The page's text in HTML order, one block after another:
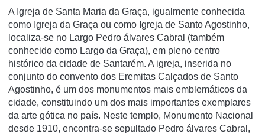
A Igreja de Santa Maria da Graça, igualmente conhecida
como Igreja da Graça ou como Igreja de Santo Agostinho,
localiza-se no Largo Pedro álvares Cabral (também
conhecido como Largo da Graça), em pleno centro
histórico da cidade de Santarém. A igreja, inserida no
conjunto do convento dos Eremitas Calçados de Santo
Agostinho, é um dos monumentos mais emblemáticos da
cidade, constituindo um dos mais importantes exemplares
da arte gótica no paí­s. Neste templo, Monumento Nacional
desde 1910, encontra-se sepultado Pedro álvares Cabral,